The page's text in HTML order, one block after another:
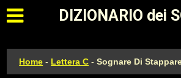
Apri il menu
DIZIONARIO dei
Home - Lettera C -Sognare Di